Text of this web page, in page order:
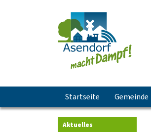
Navigation
überspringen
Startseite Gemeinde
Aktuelles